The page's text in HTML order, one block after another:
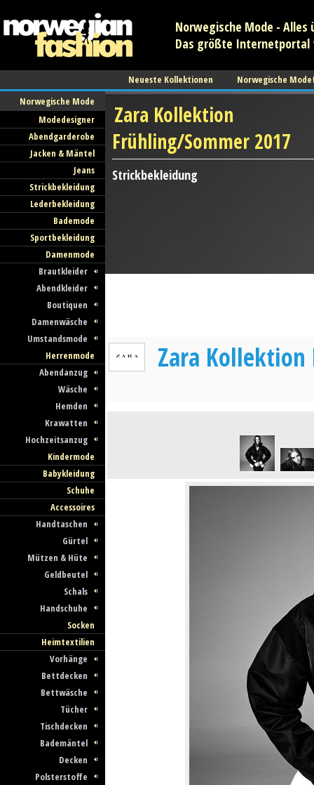
Norwegische Mode -
Das größte Internetportal
Neueste Kollektionen
Norwegische
Norwegische Mode
Modedesigner
Abendgarderobe
Jacken & Mäntel
Jeans
Strickbekleidung
Lederbekleidung
Bademode
Sportbekleidung
Damenmode
Brautkleider
Abendkleider
Boutiquen
Damenwäsche
Umstandsmode
Herrenmode
Abendanzug
Wäsche
Hemden
Krawatten
Hochzeitsanzug
Kindermode
Babykleidung
Schuhe
Accessoires
Handtaschen
Gürtel
Mützen & Hüte
Geldbeutel
Schals
Handschuhe
Socken
Heimtextilien
Vorhänge
Bettdecken
Bettwäsche
Tücher
Tischdecken
Bademäntel
Decken
Polsterstoffe
Zara Kollektion
Frühling/Sommer 2017
Strickbekleidung
Zara